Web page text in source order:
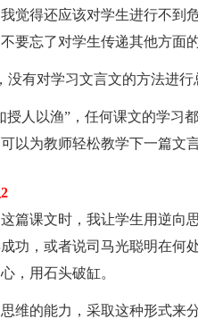
得还应该对学生进行不到
要忘了对学生传递其他方面的
有对学习文言文的方法进行
以渔”，任何课文的学习都
以为教师轻松教学下一篇文言
课文时，我让学生用逆向
功，或者说司马光聪明在何
，用石头破缸。
的能力，采取这种形式来